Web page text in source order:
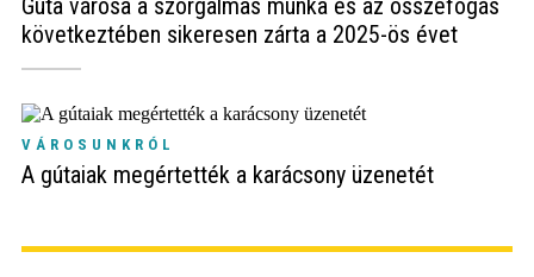
Gúta városa a szorgalmas munka és az összefogás
következtében sikeresen zárta a 2025-ös évet
VÁROSUNKRÓL
A gútaiak megértették a karácsony üzenetét